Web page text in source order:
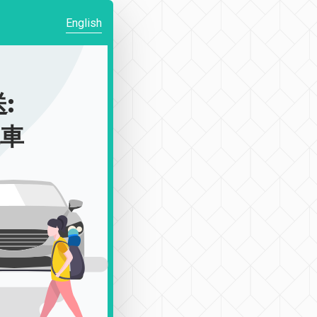
English
: